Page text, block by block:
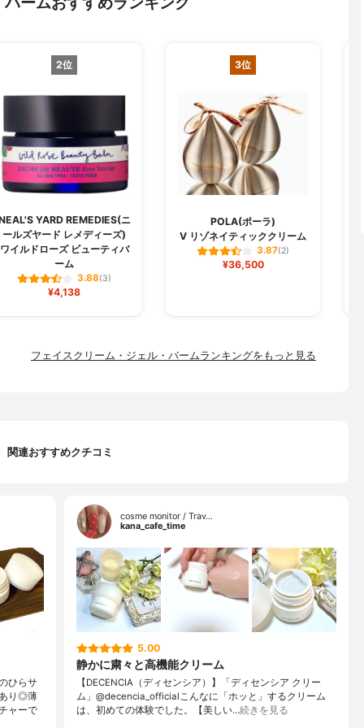
2位
YARD REMEDIES(ニ
ールズヤード レメディーズ)
ワイルドローズ ビューティバ
ーム
3.88(3)
¥4,138
3位
POLA(ポーラ)
V リゾネイティッククリーム
3.87(2)
¥36,500
フェイスクリーム・ジェル・バームランキングをもっと見る
関連おすすめクチコミ
ひらサ
り◎薄
ャーで
cosme monitor / Trav…
kana_cafe_time
5.00
静かに粛々と高機能クリーム
【DECENCIA（ディセンシア）】「ディセンシア クリー
ム」@decencia_officialこんなに「ホッと」するクリーム
は、初めての体験でした。【美しい…続きを見る